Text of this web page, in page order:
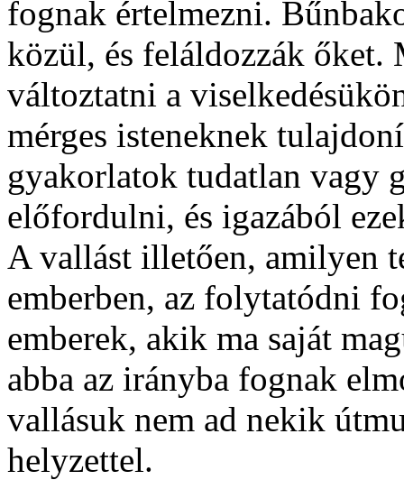
fognak értelmezni.
közül, és feláldozzák őket.
változtatni a
mérges isteneknek
gyakorlatok tudatlan vagy
előfordulni, és igazából
A vallást illetően, amilyen
emberben, az folytatódni
emberek, akik ma saját
abba az irányba fognak
vallásuk nem ad nekik
helyzettel.